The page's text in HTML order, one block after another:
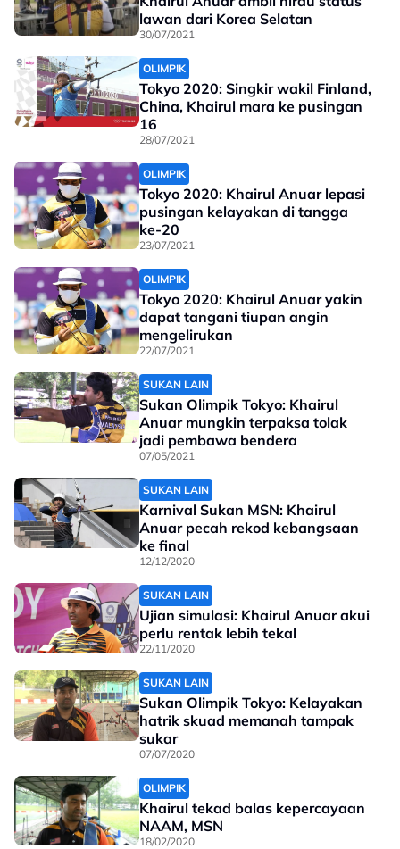
lawan dari Korea Selatan
30/07/2021
OLIMPIK
Tokyo 2020: Singkir wakil Finland,
China, Khairul mara ke pusingan
16
28/07/2021
OLIMPIK
Tokyo 2020: Khairul Anuar lepasi
pusingan kelayakan di tangga
ke-20
23/07/2021
OLIMPIK
Tokyo 2020: Khairul Anuar yakin
dapat tangani tiupan angin
mengelirukan
22/07/2021
SUKAN LAIN
Sukan Olimpik Tokyo: Khairul
Anuar mungkin terpaksa tolak
jadi pembawa bendera
07/05/2021
SUKAN LAIN
Karnival Sukan MSN: Khairul
Anuar pecah rekod kebangsaan
ke final
12/12/2020
SUKAN LAIN
Ujian simulasi: Khairul Anuar akui
perlu rentak lebih tekal
22/11/2020
SUKAN LAIN
Sukan Olimpik Tokyo: Kelayakan
hatrik skuad memanah tampak
sukar
07/07/2020
OLIMPIK
Khairul tekad balas kepercayaan
NAAM, MSN
18/02/2020